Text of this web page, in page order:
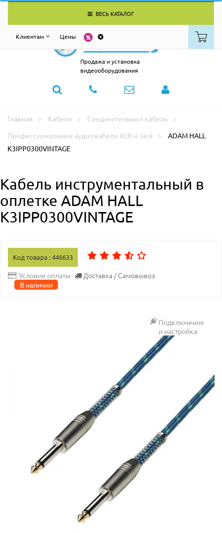
ВЕСЬ КАТАЛОГ
Клиентам Цены
Продажа и установка
видеооборудования
Главная Кабели
Соединительный кабель
Профессиональные аудио кабели XLR и Jack
ADAM HALL
K3IPP0300VINTAGE
Кабель инструментальный в
оплетке ADAM HALL
K3IPP0300VINTAGE
Код товара : 446633
Условия оплаты Доставка / Самовывоз
В наличии
Подключение
и настройка